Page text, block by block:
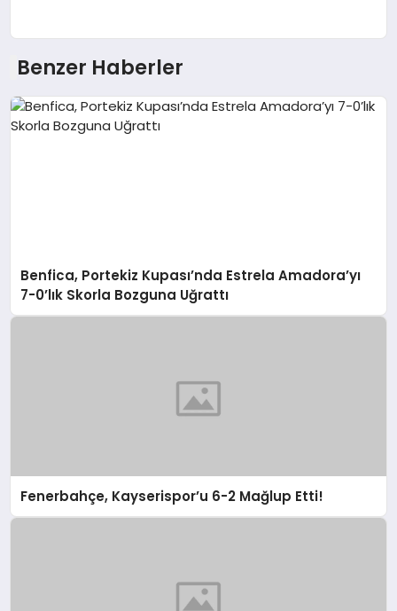
Benzer Haberler
Benfica, Portekiz Kupası’nda Estrela Amadora’yı
7-0’lık Skorla Bozguna Uğrattı
Fenerbahçe, Kayserispor’u 6-2 Mağlup Etti!